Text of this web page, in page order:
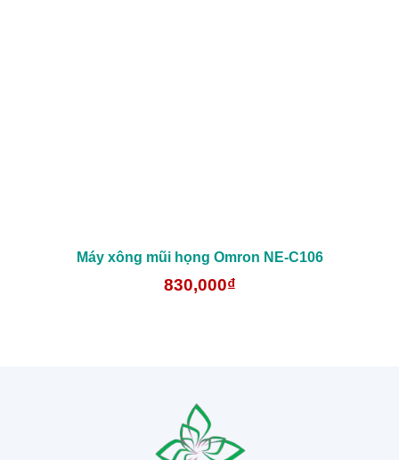
Máy xông mũi họng Omron NE-C106
830,000₫